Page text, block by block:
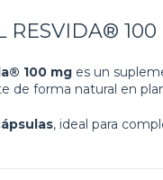
RESVIDA®
100 mg es un
de forma natural en
, ideal para